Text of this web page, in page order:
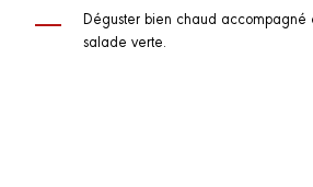
Déguster bien chaud accompagné
salade verte.